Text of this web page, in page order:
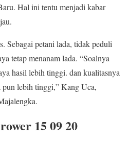
Hal ini tentu menjadi kabar
Sebagai petani lada, tidak peduli
tetap menanam lada. “Soalnya
hasil lebih tinggi. dan kualitasnya
lebih tinggi,” Kang Uca,
15 09 20